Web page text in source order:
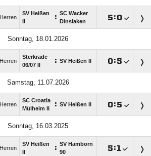
Herren
SV Heißen
: SC Wacker
Dinslaken
:
Sonntag, 18.01.2026
Herren
Sterkrade
06/​07 II
: SV Heißen II :
Samstag, 11.07.2026
Herren
SC Croatia
Mülheim II
: SV Heißen II :
Sonntag, 16.03.2025
Herren
SV Heißen
: SV Hamborn
90
: